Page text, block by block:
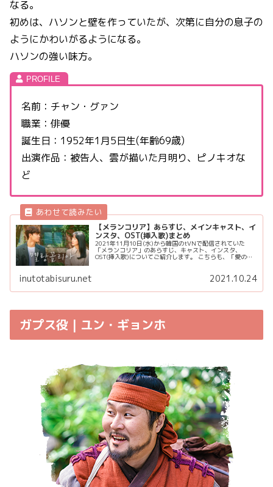
なる。
初めは、ハソンと壁を作っていたが、次第に自分の息子の
ようにかわいがるようになる。
ハソンの強い味方。
名前：チャン・グァン
職業：俳優
誕生日：1952年1月5日生(年齢69歳)
出演作品：被告人、雲が描いた月明り、ピノキオな
ど
【メランコリア】あらすじ、メインキャスト、イ
ンスタ、OST(挿入歌)まとめ
2021年11月10日(水)から韓国のtVNで配信されていた
「メランコリア」のあらすじ、キャスト、インスタ、
OST(挿入歌)についてご紹介します。 こちらも、「愛の不
時着」「トッケビ」など有名作品を数多く輩出している
inutotabisuru.net 2021.10.24
ガプス役 | ユン・ギョンホ